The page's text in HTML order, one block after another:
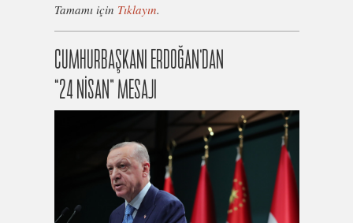
Tamamı için Tıklayın.
CUMHURBAŞKANI ERDOĞAN’DAN
“24 NİSAN” MESAJI